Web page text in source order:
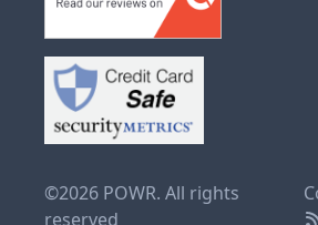
©2026 POWR. All rights
reserved